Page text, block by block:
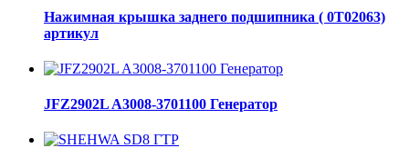
Нажимная крышка заднего подшипника ( 0Т02063)
артикул
JFZ2902L A3008-3701100 Генератор